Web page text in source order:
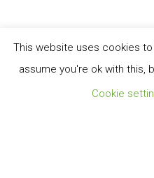
This website uses cookies
assume you're ok with this,
Cookie